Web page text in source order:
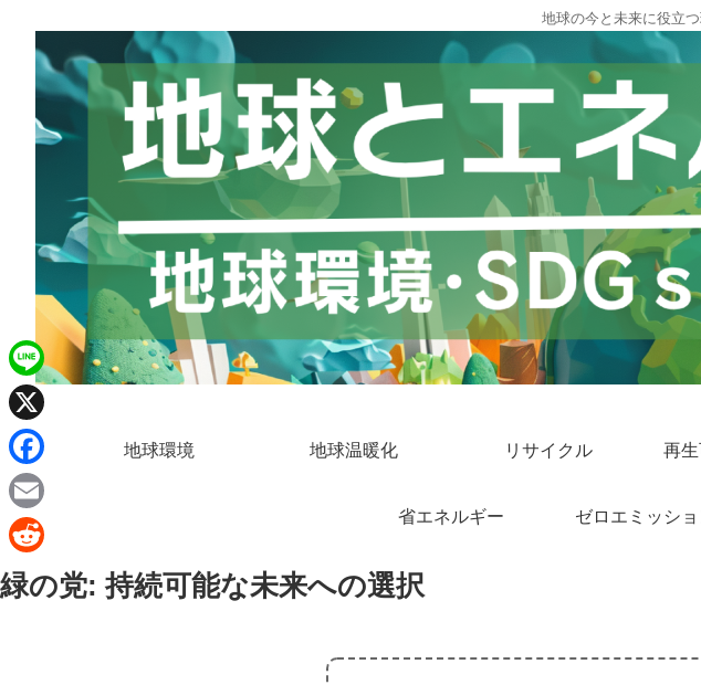
地球の今と未来に役立
地球環境 地球温暖化 リサイクル 再
省エネルギー ゼロエミッシ
緑の党: 持続可能な未来への選択
L
n
e
X
F
a
c
e
E
a
R
e